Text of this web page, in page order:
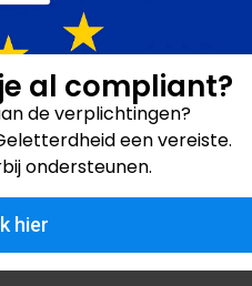
ontwikkelen van AI-
met duidelijke fases helpt
met een
het huidige kennisniveau
met AI te werken.
gerichte
aan workshops over:
al compliant?
de verplichtingen?
een vereiste.
ondersteunen.
hier